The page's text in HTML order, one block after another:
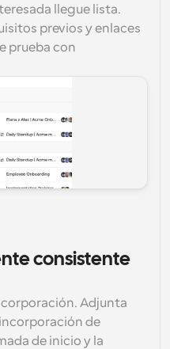
llegue lista.
previos y enlaces
prueba con
consistente
Adjunta
de
de inicio y la